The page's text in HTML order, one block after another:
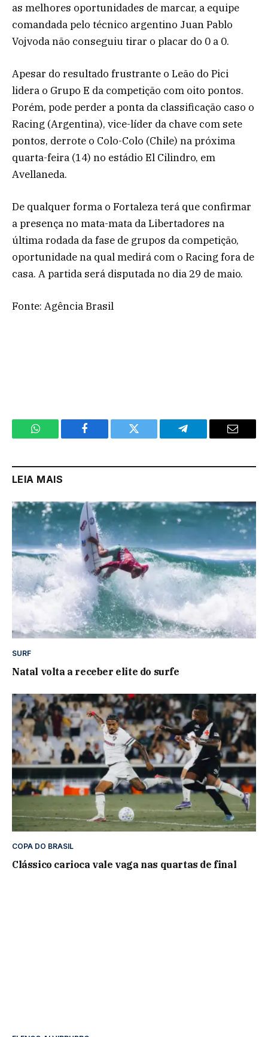
as melhores oportunidades de marcar, a equipe
comandada pelo técnico argentino Juan Pablo
Vojvoda não conseguiu tirar o placar do 0 a 0.
Apesar do resultado frustrante o Leão do Pici
lidera o Grupo E da competição com oito pontos.
Porém, pode perder a ponta da classificação caso o
Racing (Argentina), vice-líder da chave com sete
pontos, derrote o Colo-Colo (Chile) na próxima
quarta-feira (14) no estádio El Cilindro, em
Avellaneda.
De qualquer forma o Fortaleza terá que confirmar
a presença no mata-mata da Libertadores na
última rodada da fase de grupos da competição,
oportunidade na qual medirá com o Racing fora de
casa. A partida será disputada no dia 29 de maio.
Fonte: Agência Brasil
WhatsApp Facebook Twitter Telegram Email
LEIA MAIS
SURF
Natal volta a receber elite do surfe
COPA DO BRASIL
Clássico carioca vale vaga nas quartas de final